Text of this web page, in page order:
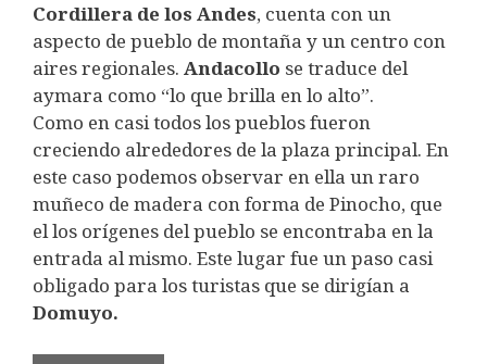
Cordillera de los Andes, cuenta con un
aspecto de pueblo de montaña y un centro con
aires regionales. Andacollo se traduce del
aymara como “lo que brilla en lo alto”.
Como en casi todos los pueblos fueron
creciendo alrededores de la plaza principal. En
este caso podemos observar en ella un raro
muñeco de madera con forma de Pinocho, que
el los orígenes del pueblo se encontraba en la
entrada al mismo. Este lugar fue un paso casi
obligado para los turistas que se dirigían a
Domuyo.